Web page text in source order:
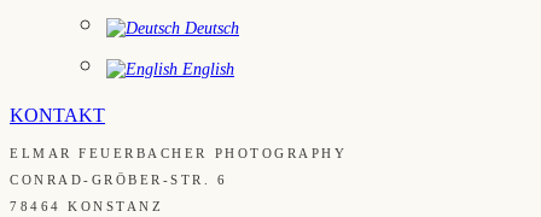
Deutsch
English
KONTAKT
ELMAR FEUERBACHER PHOTOGRAPHY
CONRAD-GRÖBER-STR. 6
78464 KONSTANZ